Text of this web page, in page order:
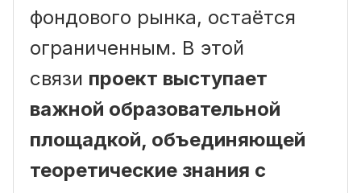
фондового рынка, остаётся
ограниченным. В этой
связи проект выступает
важной образовательной
площадкой, объединяющей
теоретические знания с